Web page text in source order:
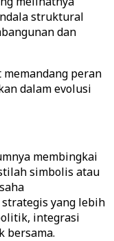
struktural
dan
peran
dalam evolusi
membingkai
simbolis atau
yang lebih
integrasi
bersama.